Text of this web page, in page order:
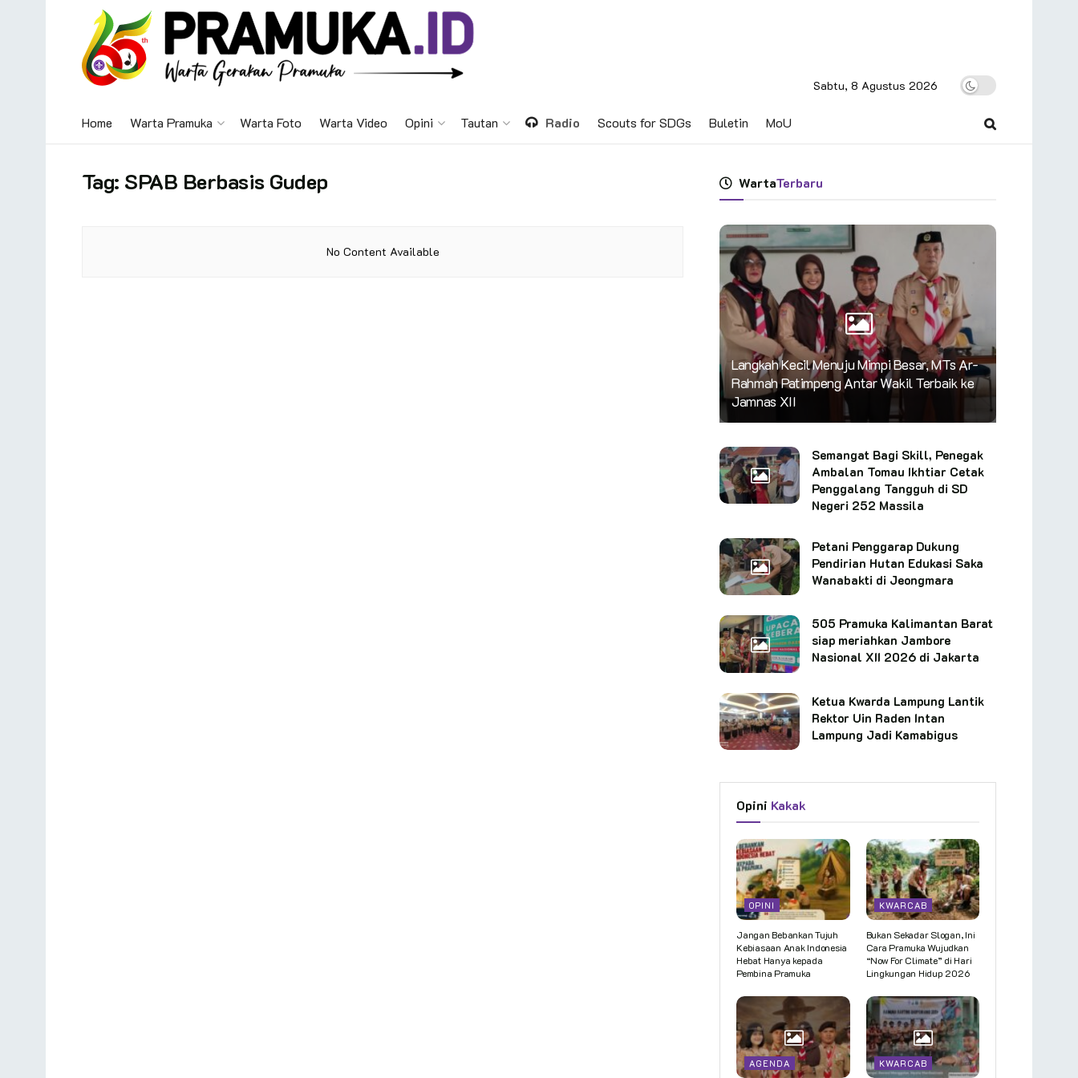
Sabtu, 8 Agustus 2026
Home Warta Pramuka Warta Foto Warta Video Opini Tautan Radio Scouts for SDGs Buletin MoU
Tag: SPAB Berbasis Gudep
No Content Available
WartaTerbaru
Langkah Kecil Menuju Mimpi Besar, MTs Ar-
Rahmah Patimpeng Antar Wakil Terbaik ke
Jamnas XII
Semangat Bagi Skill, Penegak
Ambalan Tomau Ikhtiar Cetak
Penggalang Tangguh di SD
Negeri 252 Massila
Petani Penggarap Dukung
Pendirian Hutan Edukasi Saka
Wanabakti di Jeongmara
505 Pramuka Kalimantan Barat
siap meriahkan Jambore
Nasional XII 2026 di Jakarta
Ketua Kwarda Lampung Lantik
Rektor Uin Raden Intan
Lampung Jadi Kamabigus
Opini Kakak
OPINI
Jangan Bebankan Tujuh
Kebiasaan Anak Indonesia
Hebat Hanya kepada
Pembina Pramuka
KWARCAB
Bukan Sekadar Slogan, Ini
Cara Pramuka Wujudkan
“Now For Climate” di Hari
Lingkungan Hidup 2026
AGENDA KWARCAB